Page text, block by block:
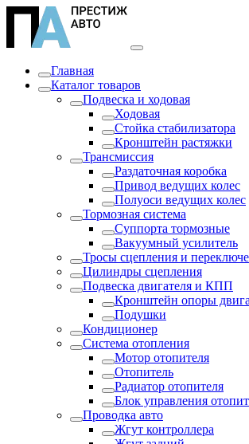
Главная
Каталог товаров
Подвеска и ходовая
Ходовая
Стойка стабилизатора
Кронштейн растяжки
Трансмиссия
Раздаточная коробка
Привод ведущих колес
Полуоси ведущих колес
Тормозная система
Суппорта тормозные
Вакуумный усилитель
Тросы сцепления и
Цилиндры сцепления
Подвеска двигателя и КПП
Кронштейн опоры
Подушки
Кондиционер
Система отопления
Мотор отопителя
Отопитель
Радиатор отопителя
Блок управления
Проводка авто
Жгут контроллера